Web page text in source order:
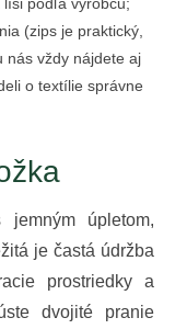
(zips je praktický,
nás vždy nájdete aj
o textílie správne
jemným úpletom,
je častá údržba
prostriedky a
dvojité pranie